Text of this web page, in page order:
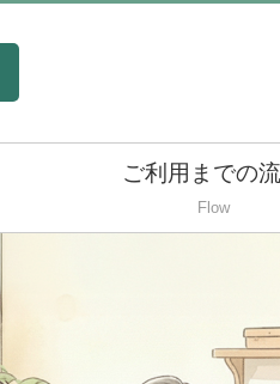
ご利用までの
Flow